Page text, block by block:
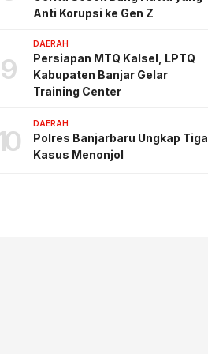
Anti Korupsi ke Gen Z
9
DAERAH
Persiapan MTQ Kalsel, LPTQ
Kabupaten Banjar Gelar
Training Center
DAERAH
Polres Banjarbaru Ungkap Tiga
Kasus Menonjol